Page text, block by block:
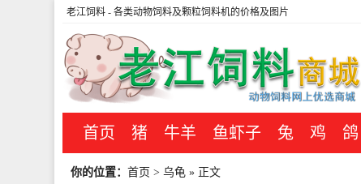
老江饲料 - 各类动物饲料及颗粒饲料机的价格及图片
首页 猪 牛羊 鱼虾子 兔 鸡 鸽
你的位置： 首页 > 乌龟 » 正文